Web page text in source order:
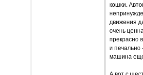
кошки.
движения
очень
прекрасно
и печально
машина